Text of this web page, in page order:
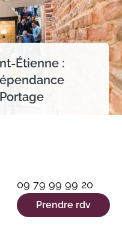
Étienne :
09 79 99 99 20
Prendre rdv